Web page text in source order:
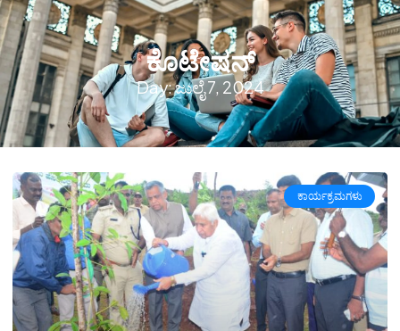
ಕೊಟೇಷನ್
Day: ಜುಲೈ 7, 2024
ಕಾರ್ಯಕ್ರಮಗಳು